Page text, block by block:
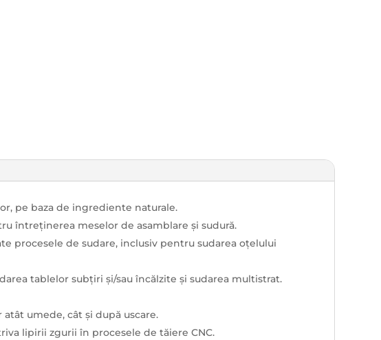
pe baza de ingrediente naturale.
întreținerea meselor de asamblare și sudură.
procesele de sudare, inclusiv pentru sudarea oțelului
tablelor subțiri și/sau încălzite și sudarea multistrat.
umede, cât și după uscare.
lipirii zgurii în procesele de tăiere CNC.